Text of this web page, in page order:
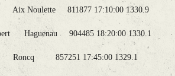
Noulette 811877 17:10:00 1330.9
Haguenau 904485 18:20:00 1330.1
857251 17:45:00 1329.1